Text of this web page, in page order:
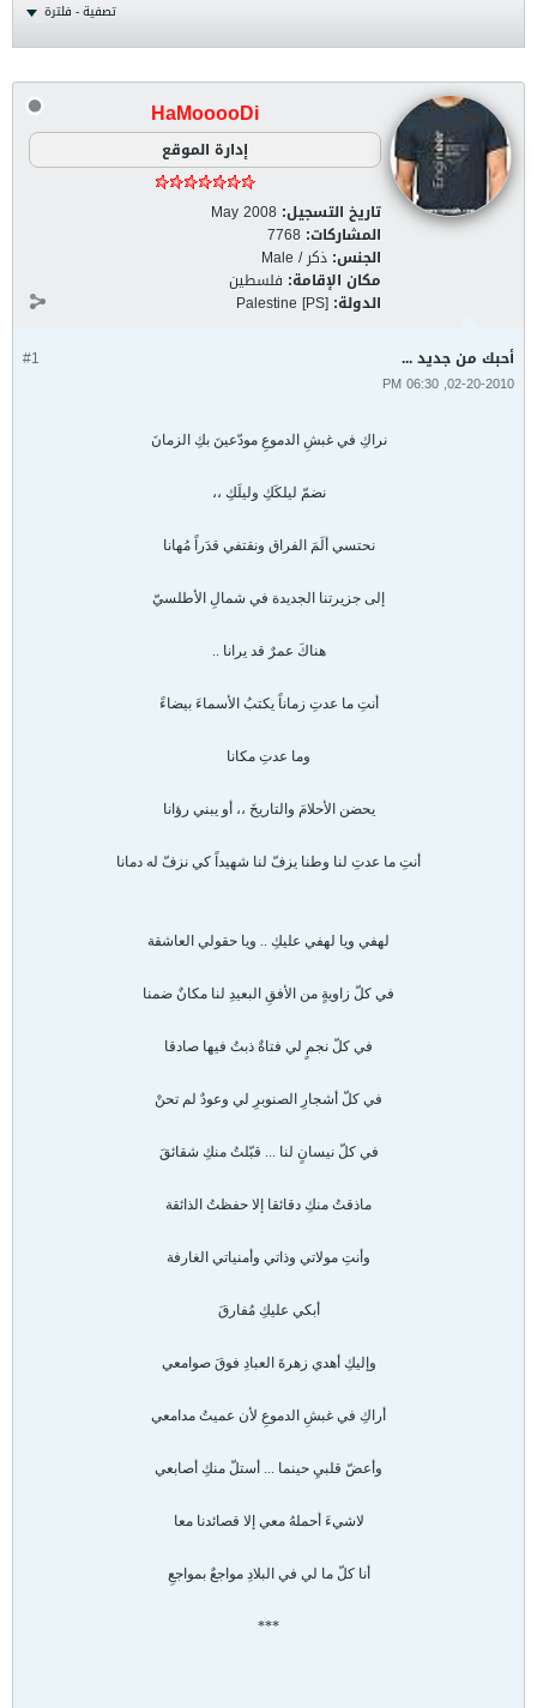
تصفية - فلترة
HaMooooDi
إدارة الموقع
تاريخ التسجيل: May 2008
المشاركات: 7768
الجنس: ذكر / Male
مكان الإقامة: فلسطين
الدولة: Palestine [PS]
#1 أحبك من جديد ...
02-20-2010, 06:30 PM
نراكِ في غبشِ الدموعِ مودّعينَ بكِ الزمانَ
نضمّ ليلكَكِ وليلَكِ ،،
نحتسي ألَمَ الفراق ونقتفي قدَراً مُهانا
إلى جزيرتنا الجديدة في شمالِ الأطلسيّ
هناكَ عمرٌ قد يرانا ..
أنتِ ما عدتِ زماناً يكتبُ الأسماءَ بيضاءً
وما عدتِ مكانا
يحضن الأحلامَ والتاريخَ ،، أو يبني رؤانا
أنتِ ما عدتِ لنا وطنا يزفّ لنا شهيداً كي نزفّ له دمانا
لهفي ويا لهفي عليكِ .. ويا حقولي العاشقة
في كلّ زاويةٍ من الأفقِ البعيدِ لنا مكانٌ ضمنا
في كلّ نجمٍ لي فتاةٌ ذبتُ فيها صادقا
في كلّ أشجارِ الصنوبرِ لي وعودٌ لم تحنْ
في كلّ نيسانٍ لنا ... قبّلتُ منكِ شقائقَ
ماذقتُ منكِ دقائقا إلا حفظتُ الذائقة
وأنتِ مولاتي وذاتي وأمنياتي الغارفة
أبكي عليكِ مُفارقَ
وإليكِ أهدي زهرةَ العبادِ فوقَ صوامعي
أراكِ في غبشِ الدموعِ لأن عميتُ مدامعي
وأعضّ قلبيِ حينما ... أستلّ منكِ أصابعي
لاشيءَ أحملهُ معي إلا قصائدنا معا
أنا كلّ ما لي في البلادِ مواجعٌ بمواجعِ
***